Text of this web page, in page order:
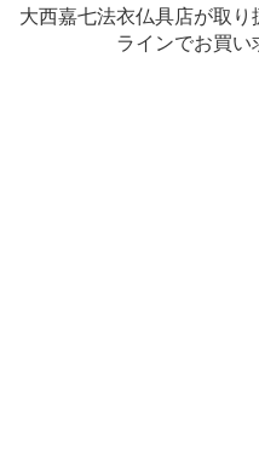
大西嘉七法衣仏具店が取
ラインでお買い